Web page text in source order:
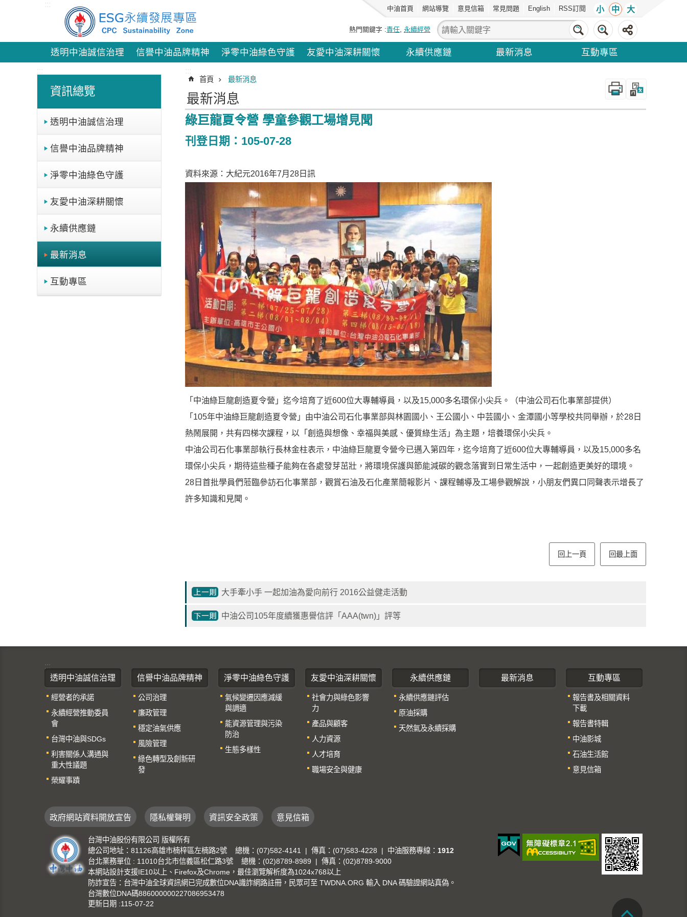
跳到主要內容區塊 中油首頁 網站導覽 意見信箱 常見問題 English RSS訂閱 小 中 大
熱門關鍵字 責任 永續經營
透明中油誠信治理 信譽中油品牌精神 淨零中油綠色守護 友愛中油深耕關懷 永續供應鏈 最新消息 互動專區
資訊總覽
透明中油誠信治理
信譽中油品牌精神
淨零中油綠色守護
友愛中油深耕關懷
永續供應鏈
最新消息
互動專區
首頁 最新消息
最新消息 _
綠巨龍夏令營 學童參觀工場增見聞
刊登日期：105-07-28
資料來源：大紀元2016年7月28日訊
「中油綠巨龍創造夏令營」迄今培育了近600位大專輔導員，以及15,000多名環保小尖兵。（中油公司石化事業部提供）
「105年中油綠巨龍創造夏令營」由中油公司石化事業部與林園國小、王公國小、中芸國小、金潭國小等學校共同舉辦，於28日
熱鬧展開，共有四梯次課程，以「創造與想像、幸福與美感、優質綠生活」為主題，培養環保小尖兵。
中油公司石化事業部執行長林金柱表示，中油綠巨龍夏令營今已邁入第四年，迄今培育了近600位大專輔導員，以及15,000多名
環保小尖兵，期待這些種子能夠在各處發芽茁壯，將環境保護與節能減碳的觀念落實到日常生活中，一起創造更美好的環境。
28日首批學員們蒞臨參訪石化事業部，觀賞石油及石化產業簡報影片、課程輔導及工場參觀解說，小朋友們異口同聲表示增長了
許多知識和見聞。
回上一頁 回最上面
大手牽小手 一起加油為愛向前行 2016公益健走活動
中油公司105年度續獲惠譽信評「AAA(twn)」評等
:::
透明中油誠信治理
經營者的承諾
永續經營推動委員
會
台灣中油與SDGs
利害關係人溝通與
重大性議題
榮耀事蹟
信譽中油品牌精神
公司治理
廉政管理
穩定油氣供應
風險管理
綠色轉型及創新研
發
淨零中油綠色守護
氣候變遷因應減緩
與調適
能資源管理與污染
防治
生態多樣性
友愛中油深耕關懷
社會力與綠色影響
力
產品與顧客
人力資源
人才培育
職場安全與健康
永續供應鏈
永續供應鏈評估
原油採購
天然氣及永續採購
最新消息 互動專區
報告書及相關資料
下載
報告書特輯
中油影城
石油生活館
意見信箱
政府網站資料開放宣告 隱私權聲明 資訊安全政策 意見信箱
台灣中油股份有限公司 版權所有
總公司地址：81126高雄市楠梓區左楠路2號 總機：(07)582-4141 | 傳真：(07)583-4228 | 中油服務專線： 1912
台北業務單位 : 11010台北市信義區松仁路3號 總機：(02)8789-8989 | 傳真：(02)8789-9000
本網站設計支援IE10以上、Firefox及Chrome，最佳瀏覽解析度為1024x768以上
防詐宣告：台灣中油全球資訊網已完成數位DNA識詐網路註冊，民眾可至 TWDNA.ORG 輸入 DNA 碼驗證網站真偽。
台灣數位DNA碼886000000227086953478
更新日期
115-07-22